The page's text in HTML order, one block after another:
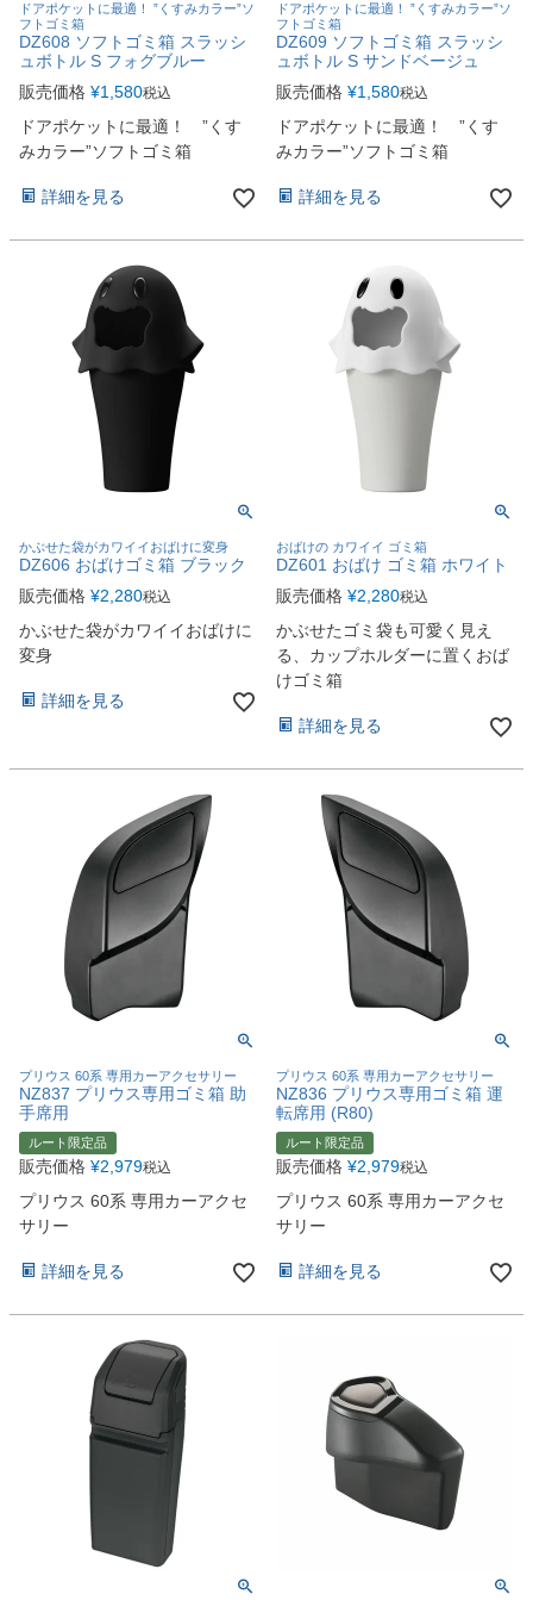
ドアポケットに最適！ ”くすみカラー”ソ
フトゴミ箱
DZ608 ソフトゴミ箱 スラッシ
ュボトル S フォグブルー
販売価格 ¥1,580税込
ドアポケットに最適！ ”くす
みカラー”ソフトゴミ箱
詳細を見る
ドアポケットに最適！ ”くすみカラー”ソ
フトゴミ箱
DZ609 ソフトゴミ箱 スラッシ
ュボトル S サンドベージュ
販売価格 ¥1,580税込
ドアポケットに最適！ ”くす
みカラー”ソフトゴミ箱
詳細を見る
かぶせた袋がカワイイおばけに変身
DZ606 おばけゴミ箱 ブラック
販売価格 ¥2,280税込
かぶせた袋がカワイイおばけに
変身
詳細を見る
おばけの カワイイ ゴミ箱
DZ601 おばけ ゴミ箱 ホワイト
販売価格 ¥2,280税込
かぶせたゴミ袋も可愛く見え
る、カップホルダーに置くおば
けゴミ箱
詳細を見る
プリウス 60系 専用カーアクセサリー
NZ837 プリウス専用ゴミ箱 助
手席用
ルート限定品
販売価格 ¥2,979税込
プリウス 60系 専用カーアクセ
サリー
詳細を見る
プリウス 60系 専用カーアクセサリー
NZ836 プリウス専用ゴミ箱 運
転席用 (R80)
ルート限定品
販売価格 ¥2,979税込
プリウス 60系 専用カーアクセ
サリー
詳細を見る